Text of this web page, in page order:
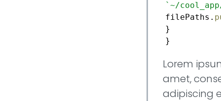
`~/
filePaths.
}
}
Lorem
amet,
adipiscing